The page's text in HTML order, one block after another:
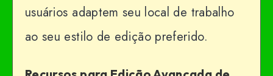
usuários adaptem seu local de trabalho
ao seu estilo de edição preferido.